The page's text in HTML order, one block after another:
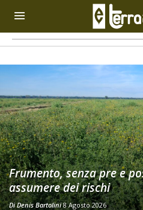
Frumento, senza pre e
assumere dei rischi
DiDenis Bartolini 8 Agosto 2026